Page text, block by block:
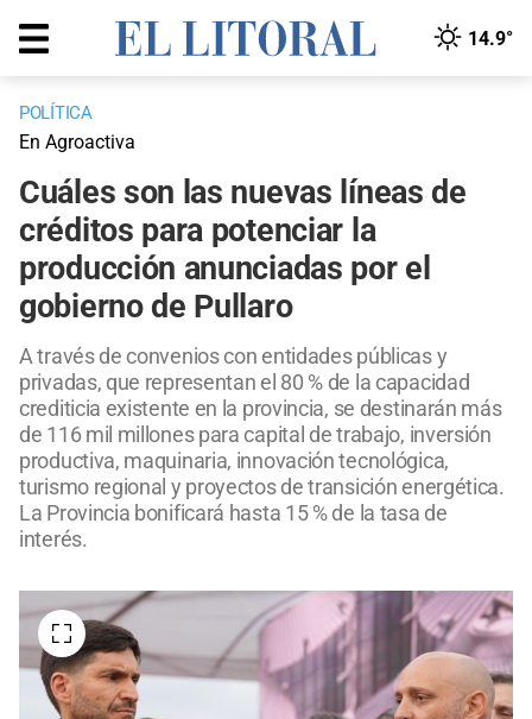
14.9°
POLÍTICA
En Agroactiva
Cuáles son las nuevas líneas de
créditos para potenciar la
producción anunciadas por el
gobierno de Pullaro
A través de convenios con entidades públicas y
privadas, que representan el 80 % de la capacidad
crediticia existente en la provincia, se destinarán más
de 116 mil millones para capital de trabajo, inversión
productiva, maquinaria, innovación tecnológica,
turismo regional y proyectos de transición energética.
La Provincia bonificará hasta 15 % de la tasa de
interés.